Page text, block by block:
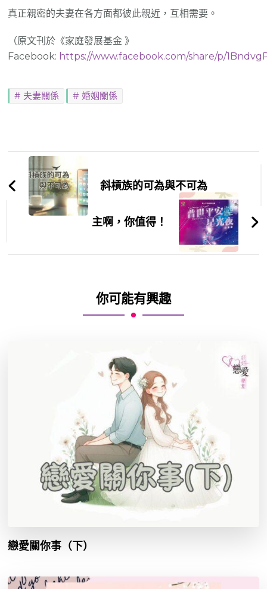
真正親密的夫妻在各方面都彼此親近，互相需要。
（原文刊於《家庭發展基金 》
Facebook: https://www.facebook.com/share/p/
夫妻關係 婚姻關係
Post
Navigation斜槓族的可為與不可為
主啊，你值得！
你可能有興趣
戀愛關你事（下）